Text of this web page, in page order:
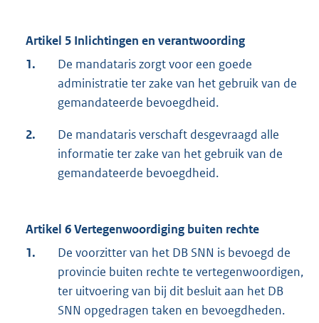
Artikel 5 Inlichtingen en verantwoording
1.
De mandataris zorgt voor een goede
administratie ter zake van het gebruik van de
gemandateerde bevoegdheid.
2.
De mandataris verschaft desgevraagd alle
informatie ter zake van het gebruik van de
gemandateerde bevoegdheid.
Artikel 6 Vertegenwoordiging buiten rechte
1.
De voorzitter van het DB SNN is bevoegd de
provincie buiten rechte te vertegenwoordigen,
ter uitvoering van bij dit besluit aan het DB
SNN opgedragen taken en bevoegdheden.